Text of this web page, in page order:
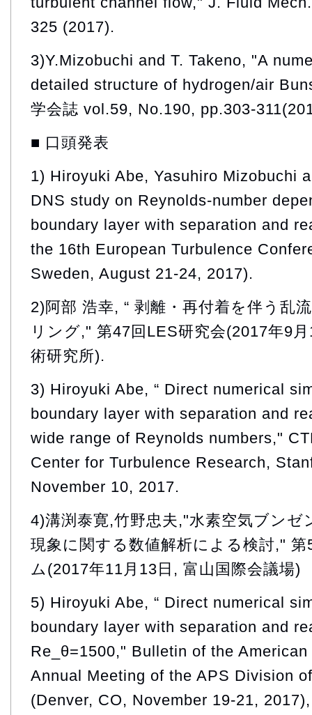
325 (2017).
3)Y.Mizobuchi and T. Takeno, "A
detailed structure of hydrogen/air
学会誌 vol.59, No.190, pp.303-
■ 口頭発表
1) Hiroyuki Abe, Yasuhiro Mizobuchi
DNS study on Reynolds-number
boundary layer with separation and
the 16th European Turbulence
Sweden, August 21-24, 2017).
2)阿部 浩幸, “ 剥離・再付着を伴う乱
リング," 第47回LES研究会(2017年9
術研究所).
3) Hiroyuki Abe, “ Direct numerical
boundary layer with separation and
wide range of Reynolds numbers,"
Center for Turbulence Research,
November 10, 2017.
4)溝渕泰寛,竹野忠夫,"水素空気ブンゼ
現象に関する数値解析による検討,"
ム(2017年11月13日, 富山国際会議場)
5) Hiroyuki Abe, “ Direct numerical
boundary layer with separation and
Re_θ=1500," Bulletin of the
Annual Meeting of the APS Division
(Denver, CO, November 19-21,